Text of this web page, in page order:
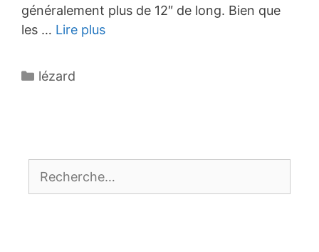
généralement plus de 12″ de long. Bien que
les … Lire plus
Catégories
lézard